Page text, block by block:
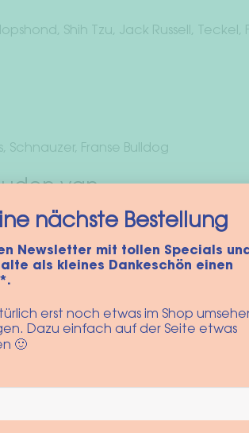
Shih Tzu, Jack Russell, Teckel,
Schnauzer, Franse Bulldog
van …
nächste Bestellung
Newsletter mit tollen Specials
als kleines Dankeschön einen
erst noch etwas im Shop
Dazu einfach auf der Seite etwas
🙂